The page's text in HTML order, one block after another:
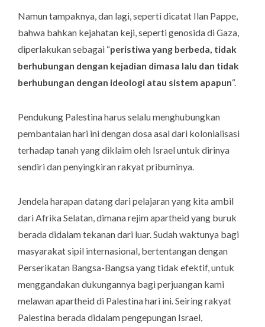
Namun tampaknya, dan lagi, seperti dicatat Ilan Pappe,
bahwa bahkan kejahatan keji, seperti genosida di Gaza,
diperlakukan sebagai “peristiwa yang berbeda, tidak
berhubungan dengan kejadian dimasa lalu dan tidak
berhubungan dengan ideologi atau sistem apapun“.
Pendukung Palestina harus selalu menghubungkan
pembantaian hari ini dengan dosa asal dari kolonialisasi
terhadap tanah yang diklaim oleh Israel untuk dirinya
sendiri dan penyingkiran rakyat pribuminya.
Jendela harapan datang dari pelajaran yang kita ambil
dari Afrika Selatan, dimana rejim apartheid yang buruk
berada didalam tekanan dari luar. Sudah waktunya bagi
masyarakat sipil internasional, bertentangan dengan
Perserikatan Bangsa-Bangsa yang tidak efektif, untuk
menggandakan dukungannya bagi perjuangan kami
melawan apartheid di Palestina hari ini. Seiring rakyat
Palestina berada didalam pengepungan Israel,